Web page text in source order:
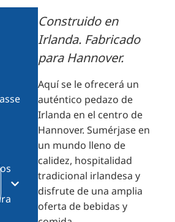
Construido en
Irlanda. Fabricado
para Hannover.
Aquí se le ofrecerá un
auténtico pedazo de
Irlanda en el centro de
Hannover. Sumérjase en
un mundo lleno de
calidez, hospitalidad
tradicional irlandesa y
disfrute de una amplia
oferta de bebidas y